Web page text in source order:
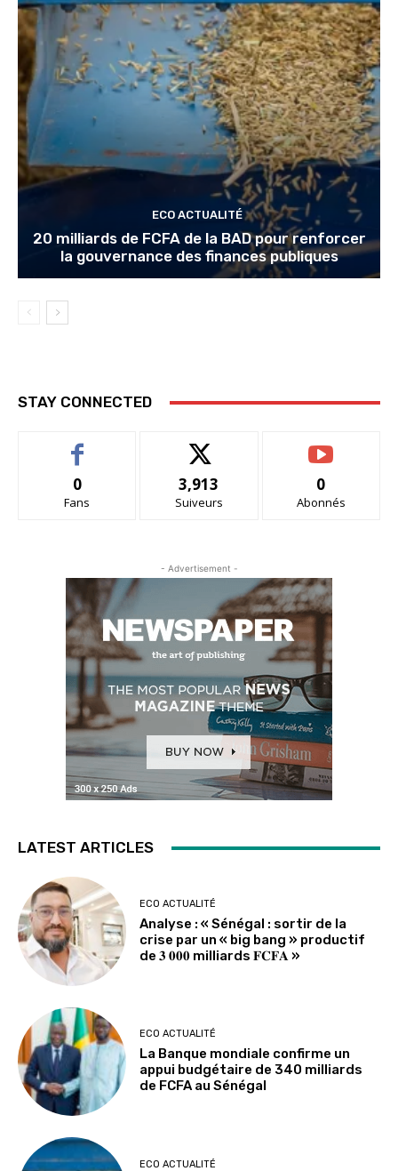
ECO ACTUALITÉ
20 milliards de FCFA de la BAD pour renforcer
la gouvernance des finances publiques
STAY CONNECTED
0
Fans
3,913
Suiveurs
0
Abonnés
- Advertisement -
LATEST ARTICLES
ECO ACTUALITÉ
Analyse : « Sénégal : sortir de la
crise par un « big bang » productif
de 𝟑 𝟎𝟎𝟎 milliards 𝐅𝐂𝐅𝐀 »
ECO ACTUALITÉ
La Banque mondiale confirme un
appui budgétaire de 340 milliards
de FCFA au Sénégal
ECO ACTUALITÉ